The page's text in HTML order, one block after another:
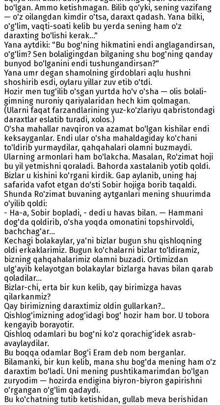
bo'lgan. Ammo ketishmagan. Bilib qo'yki, sening vazifang
— o'z oilangdan kimdir o'tsa, daraxt qadash. Yana bilki,
o'g'lim, vaqti-soati kelib bu yerda sening ham o'z
daraxting bo'lishi kerak..."
Yana aytdiki: "Bu bog'ning hikmatini endi anglagandirsan,
o'g'lim? Sen bolaligingdan bilganing shu bog'ning qanday
bunyod bo'lganini endi tushungandirsan?"
Yana umr degan shamolning girdoblari aqlu hushni
shoshirib esdi, oylaru yillar zuv etib o'tdi.
Hozir men tug'ilib o'sgan yurtda ho'v o'sha — olis bolali-
gimning nuroniy qariyalaridan hech kim qolmagan.
(Ularni faqat farzandlarining yuz-ko'zlariyu qabristondagi
daraxtlar eslatib turadi, xolos.)
O'sha mahallar navqiron va azamat bo'lgan kishilar endi
keksayganlar. Endi ular o'sha mahaldagiday ko'chani
to'ldirib yurmaydilar, qahqahalari olamni buzmaydi.
Ularning armonlari ham bo'lakcha. Masalan, Ro'zimat hoji
bu yil yetmishni qoraladi. Bahorda xastalanib yotib qoldi.
Bizlar u kishini ko'rgani kirdik. Gap aylanib, uning haj
safarida vafot etgan do'sti Sobir hojiga borib taqaldi.
Shunda Ro'zimat buvaning aytganlari mening shuurimda
o'yilib qoldi:
- Ha-a, Sobir bopladi, - dedi u havas bilan. — Hammani
dog'da qoldirib, o'sha yoqda omonatini topshirvoldi,
bachchag'ar...
Kechagi bolakaylar, ya'ni bizlar bugun shu qishloqning
oldi erkaklarimiz. Bugun ko'chalarni bizlar to'ldiramiz,
bizning qahqahalarimiz olamni buzadi. Ortimizdan
ulg'ayib kelayotgan bolakaylar bizlarga havas bilan qarab
qoladilar...
Bizlar-chi, erta bir kun kelib, qay birimizga havas
qilarkanmiz?
Qay birimizning daraxtimiz oldin gullarkan?..
Qishlog'imizning adog'idagi bog' hozir ham bor. U tobora
kengayib borayotir.
Qishloq odamlari bu bog'ni ko'z qorachig'idek asrab-
avaylaydilar.
Bu boqqa odamlar Bog'i Eram deb nom berganlar.
Bilamanki, bir kun kelib, mana shu bog'da mening ham o'z
daraxtim bo'ladi. Uni mening pushtikamarimdan bo'lgan
zuryodim — hozirda endigina biyron-biyron gapirishni
o'rgangan o'g'lim qadaydi.
Bu ko'chatning tutib ketishidan, gullab meva berishidan